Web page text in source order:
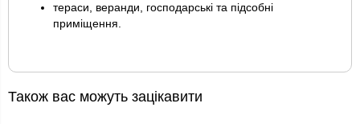
тераси, веранди, господарські та підсобні
приміщення.
Також вас можуть зацікавити